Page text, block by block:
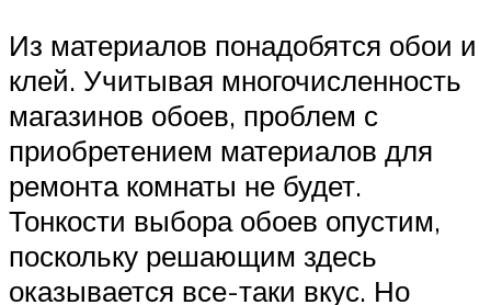
Из материалов понадобятся обои и
клей. Учитывая многочисленность
магазинов обоев, проблем с
приобретением материалов для
ремонта комнаты не будет.
Тонкости выбора обоев опустим,
поскольку решающим здесь
оказывается все-таки вкус. Но